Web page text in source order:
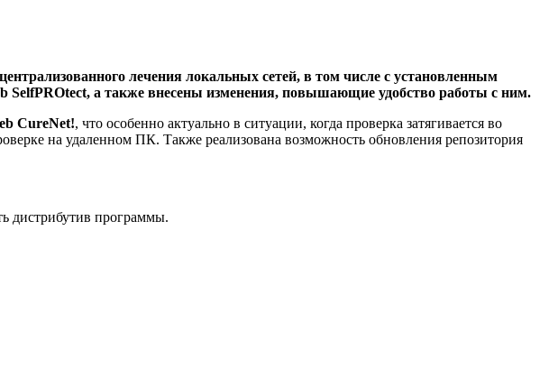
лечения локальных сетей, в том числе с установленным
SelfPROtect, а также внесены изменения, повышающие удобство работы с ним.
CureNet!, что особенно актуально в ситуации, когда проверка затягивается во
на удаленном ПК. Также реализована возможность обновления репозитория
дистрибутив программы.